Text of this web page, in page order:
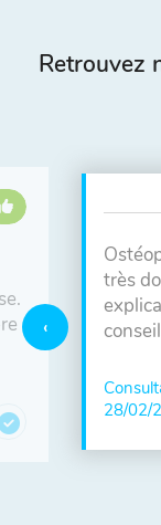
Retrouvez
très
28/02/